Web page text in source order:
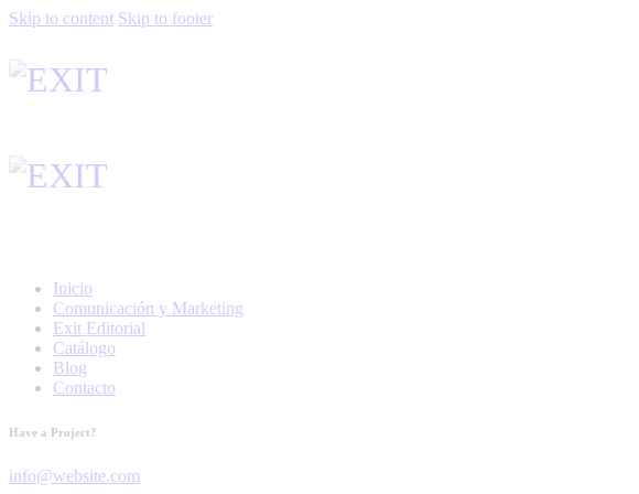
Skip to content Skip to footer
Inicio
Comunicación y Marketing
Exit Editorial
Catálogo
Blog
Contacto
Have a Project?
info@website.com